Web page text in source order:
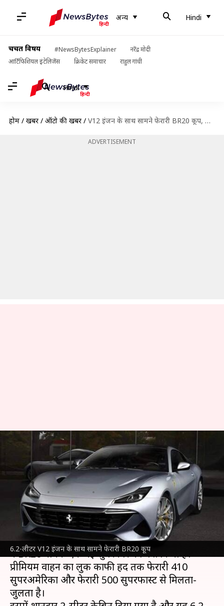
अन्य Hindi
चर्चित विषय #NewsBytesExplainer
नरेंद्र मोदी
आर्टिफिशियल इंटेलिजेंस
क्रिकेट समाचार राहुल गांधी
Hindi
होम / खबरें / ऑटो की खबरें / V12 इंजन के साथ सामने फेरारी BR20 कूप, जल्द लॉन्च होने की उम्मीद
ADVERTISEMENT
6.2-लीटर V12 इंजन के साथ सामने फेरारी BR20 कूप
V12 इंजन के साथ सामने फेरारी
BR20 कूप, जल्द लॉन्च होने की
उम्मीद
अविनाश Nov 16, 2021 07:30 am
क्या है खबर?
दिग्गज वाहन निर्माताफेरारीके स्पेशल प्रोजेक्ट्स डिवीजन
ने BR20 नामक एक नई सुपरकार को पेश किया है।
प्रीमियम वाहन का लुक काफी हद तक फेरारी 410
सुपरअमेरिका और फेरारी 500 सुपरफास्ट से मिलता-
जुलता है।